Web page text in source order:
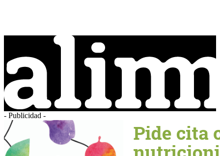
- Publicidad -